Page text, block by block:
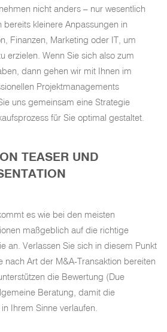
nicht anders – nur wesentlich
kleinere Anpassungen in
Finanzen, Marketing oder IT, um
erzielen. Wenn Sie sich also zum
dann gehen wir mit Ihnen im
Projektmanagements
uns gemeinsam eine Strategie
für Sie optimal gestaltet.
TEASER UND
es wie bei den meisten
maßgeblich auf die richtige
an. Verlassen Sie sich in diesem Punkt
nach Art der M&A-Transaktion bereiten
die Bewertung (Due
Beratung, damit die
Ihrem Sinne verlaufen.